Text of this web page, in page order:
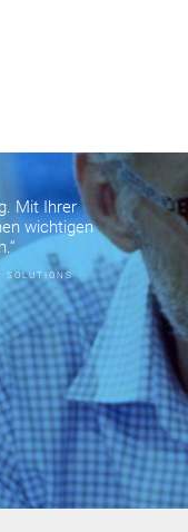
Mit Ihrer
wichtigen
SOLUTIONS